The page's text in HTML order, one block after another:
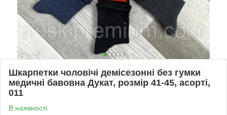
Шкарпетки чоловічі демісезонні без гумки
медичні бавовна Дукат, розмір 41-45, асорті,
011
В наявності